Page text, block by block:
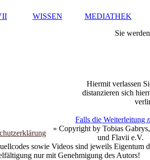
WISSEN
MEDIATHEK
Sie
Hiermit verlassen
distanzieren sich
Falls die Weiterleitung
» Copyright by Tobias
und Flavii e.V.
sowie Videos sind jeweils Eigentum
nur mit Genehmigung des Autors!